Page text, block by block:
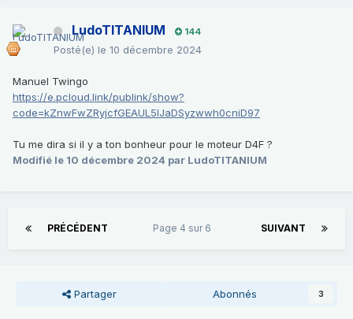
LudoTITANIUM 144
Posté(e) le 10 décembre 2024
Manuel Twingo
https://e.pcloud.link/publink/show?
code=kZnwFwZRyjcfGEAUL5IJaDSyzwwh0cniD97
Tu me dira si il y a ton bonheur pour le moteur D4F ?
Modifié le 10 décembre 2024 par LudoTITANIUM
PRÉCÉDENT SUIVANT
Page 4 sur 6
Partager Abonnés 3